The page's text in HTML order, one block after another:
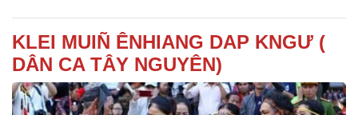
KLEI MUIÑ ÊNHIANG DAP KNGƯ (
DÂN CA TÂY NGUYÊN)